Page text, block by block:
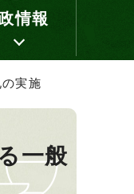
情報
実施
一般